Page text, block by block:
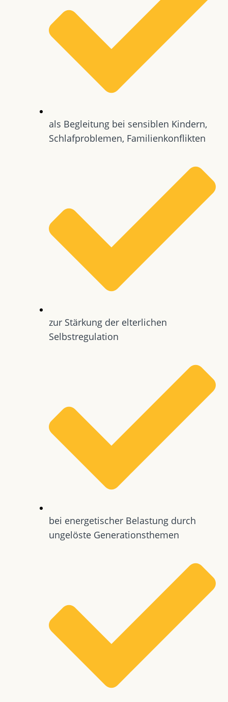
als Begleitung bei sensiblen Kindern,
Schlafproblemen, Familienkonflikten
zur Stärkung der elterlichen
Selbstregulation
bei energetischer Belastung durch
ungelöste Generationsthemen